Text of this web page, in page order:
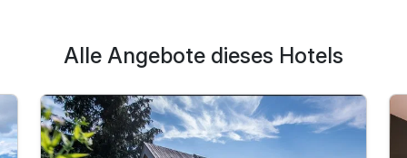
Alle Angebote dieses Hotels